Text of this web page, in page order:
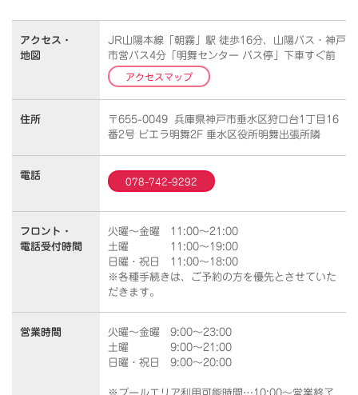
アクセス・
地図
JR山陽本線「朝霧」駅 徒歩16分、山陽バス・神戸
市営バス4分「明舞センター バス停」下車すぐ前
アクセスマップ
住所
〒655-0049 兵庫県神戸市垂水区狩口台1丁目16
番2号 ビエラ明舞2F 垂水区役所明舞出張所隣
電話
078-742-9292
フロント・
電話受付時間
火曜～金曜 11:00～21:00
土曜 11:00～19:00
日曜・祝日 11:00～18:00
※各種手続きは、ご予約の方を優先とさせていた
だきます。
営業時間
火曜～金曜 9:00～23:00
土曜 9:00～21:00
日曜・祝日 9:00～20:00